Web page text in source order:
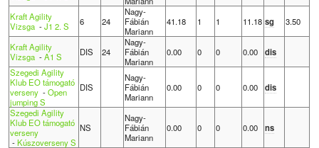
Kraft Agility
Vizsga-J1 2. S 6 24
Nagy-
Fábián
Mariann
41.18 1 1 11.18 sg 3.50
Kraft Agility
Vizsga-A1 S DIS 24
Nagy-
Fábián
Mariann
0.00 0 0 0.00
dis
Szegedi Agility
Klub EO támogató
verseny-Open
jumping S
DIS
Nagy-
Fábián
Mariann
0.00 0 0 0.00 dis
Szegedi Agility
Klub EO támogató
verseny
-Kúszoverseny S
NS
Nagy-
Fábián
Mariann
0.00 0 0 0.00 ns